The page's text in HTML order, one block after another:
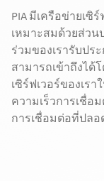
PIA มีเครือข่ายเซิ
เหมาะสมด้วยส่ว
ร่วมของเรารับปร
สามารถเข้าถึงได้
เซิร์ฟเวอร์ของเร
ความเร็วการเชื่
การเชื่อมต่อที่ปล